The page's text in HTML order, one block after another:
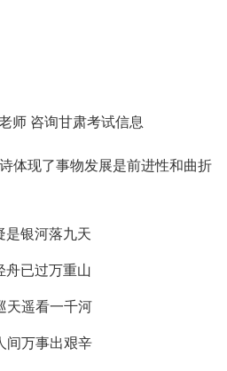
师 咨询甘肃考试信息
体现了事物发展是前进性和曲折
是银河落九天
舟已过万重山
天遥看一千河
间万事出艰辛